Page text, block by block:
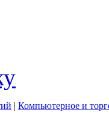
| Компьютерное и